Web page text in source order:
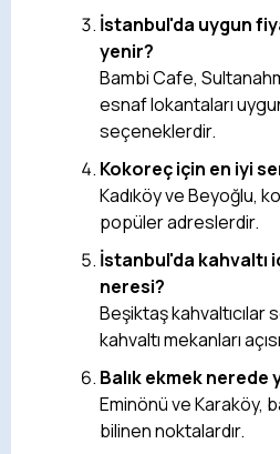
İstanbul'da uygun
yenir?
Bambi Cafe,
esnaf lokantaları
seçeneklerdir.
Kokoreç için en iyi
Kadıköy ve Beyoğlu,
popüler adreslerdir.
İstanbul'da kahvaltı
neresi?
Beşiktaş kahvaltıcılar
kahvaltı mekanları
Balık ekmek nerede
Eminönü ve Karaköy,
bilinen noktalardır.